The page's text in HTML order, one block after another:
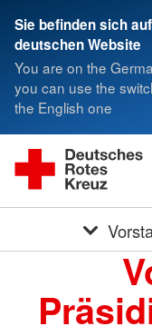
Sie befinden sich
deutschen Website
You are on the
you can use the
the English one